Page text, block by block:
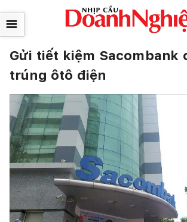
☰
Gửi tiết kiệm Sacombank
trúng ôtô điện